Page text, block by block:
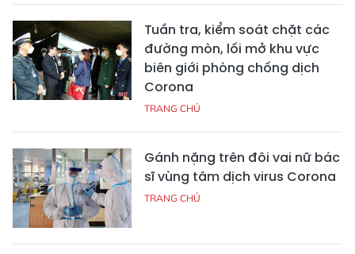
Tuần tra, kiểm soát chặt các
đường mòn, lối mở khu vực
biên giới phòng chống dịch
Corona
TRANG CHỦ
Gánh nặng trên đôi vai nữ bác
sĩ vùng tâm dịch virus Corona
TRANG CHỦ